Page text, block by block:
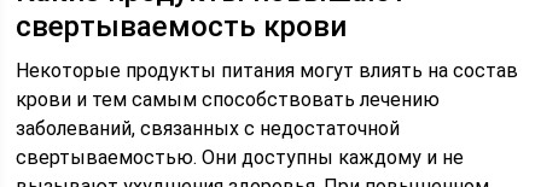
свертываемость крови
Некоторые продукты питания могут влиять на состав
крови и тем самым способствовать лечению
заболеваний, связанных с недостаточной
свертываемостью. Они доступны каждому и не